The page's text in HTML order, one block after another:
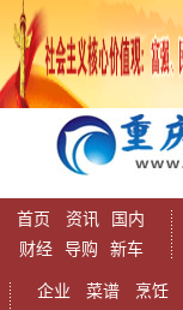
首页 资讯
国内
财经
导购 新车
企业 菜谱
烹饪